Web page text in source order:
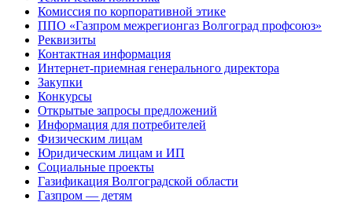
Комиссия по корпоративной этике
ППО «Газпром межрегионгаз Волгоград профсоюз»
Реквизиты
Контактная информация
Интернет-приемная генерального директора
Закупки
Конкурсы
Открытые запросы предложений
Информация для потребителей
Физическим лицам
Юридическим лицам и ИП
Социальные проекты
Газификация Волгоградской области
Газпром — детям